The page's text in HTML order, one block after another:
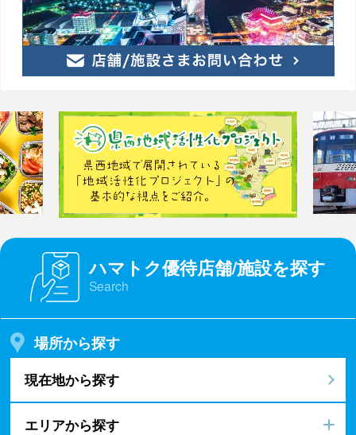
ハマトク優待店舗/施設を探す
Search
場所から探す
現在地から探す
エリアから探す